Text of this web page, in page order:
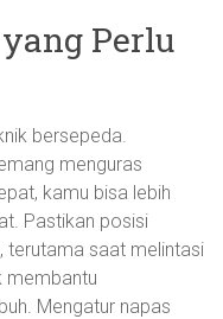
Perlu
bersepeda.
menguras
kamu bisa lebih
Pastikan posisi
terutama saat melintasi
membantu
Mengatur napas